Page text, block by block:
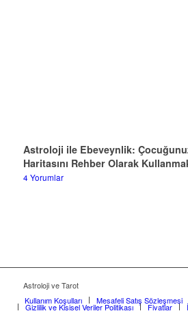
Astroloji ile Ebeveynlik:
Haritasını Rehber Olarak
4 Yorumlar
Astroloji ve Tarot
Kullanım Koşulları
Mesafeli Satış Sözleşmesi
Gizlilik ve Kişisel Veriler Politikası Fiyatlar